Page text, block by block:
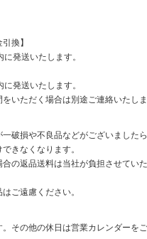
換】
発送いたします。
発送いたします。
いただく場合は別途ご連絡いたしま
破損や不良品などがございました
きなくなります。
の返品送料は当社が負担させてい
ご遠慮ください。
その他の休日は営業カレンダーをご